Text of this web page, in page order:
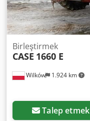
Wilków 1.924 km
Birleştirmek
CASE 1660 E
Talep etmek